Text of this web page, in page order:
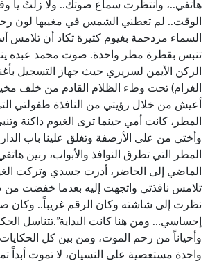
هاتفي..، وانتظرت سماع صوتك.. ولا زلتُ يا
الوقت.. لم تعطني الشمس في مغيبها لون
السماء مزدحمة بغيوم كثيرة تكاد أن تلامس
تنبس بقطرة مطر واحدة. صوت محمد عبده
الركن الأيمن لسريري حيث جهاز التسجيل
الغرام) تحت وطء الظلام القادم من خلف
أعيش من خلال رؤيتي من النافذة طفولتي
المطر، كانت أمي حينما ترى الغيوم داكنة
وأختي من على الأرصفة وتغلق علينا باب
المطر التي تطرق النوافذ والأبواب، رنين
الماضي إلى الحاضر، أدرت جسدي وتركت
تلامس نافذتي واتجهت إليه بعدما خفضت
نظرت إلى شاشته وكان الرقم غريباً.. وكان
إحساسي… ومن هنا كانت البداية”.تتناسل
وأحياناً من رحم الموت، ومن بين كل
واحدة مستعصية على النسيان، لا تموت أبداً